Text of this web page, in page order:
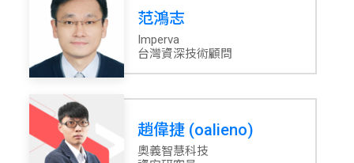
范鴻志
Imperva
台灣資深技術顧問
趙偉捷 (oalieno)
奧義智慧科技